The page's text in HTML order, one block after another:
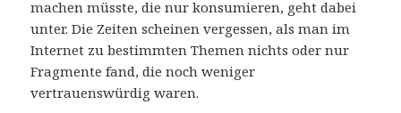
machen müsste, die nur konsumieren, geht dabei
unter. Die Zeiten scheinen vergessen, als man im
Internet zu bestimmten Themen nichts oder nur
Fragmente fand, die noch weniger
vertrauenswürdig waren.